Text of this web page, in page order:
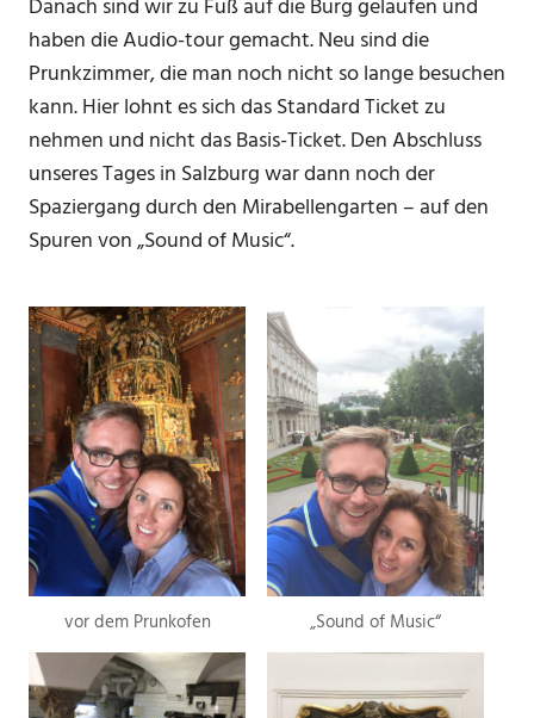
Danach sind wir zu Fuß auf die Burg gelaufen und
haben die Audio-tour gemacht. Neu sind die
Prunkzimmer, die man noch nicht so lange besuchen
kann. Hier lohnt es sich das Standard Ticket zu
nehmen und nicht das Basis-Ticket. Den Abschluss
unseres Tages in Salzburg war dann noch der
Spaziergang durch den Mirabellengarten – auf den
Spuren von „Sound of Music“.
vor dem Prunkofen „Sound of Music“